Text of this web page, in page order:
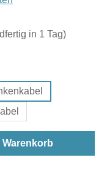
in 1 Tag)
Warenkorb